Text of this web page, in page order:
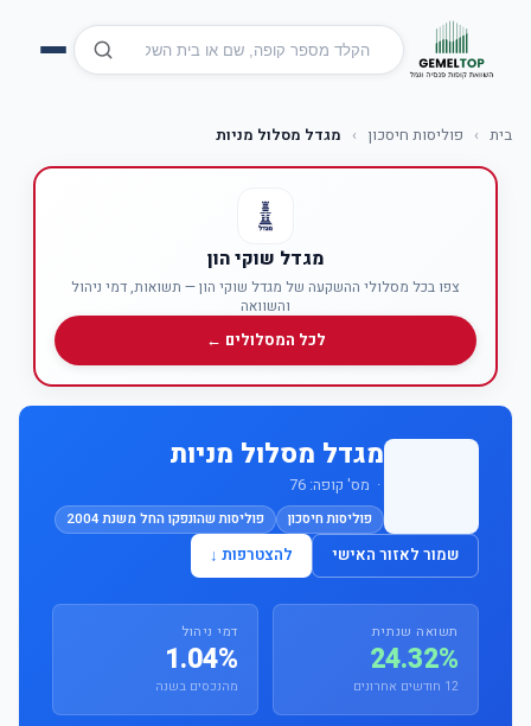
בית › פוליסות חיסכון › מגדל מסלול מניות
מגדל שוקי הון
צפו בכל מסלולי ההשקעה של מגדל שוקי הון — תשואות, דמי ניהול
והשוואה
לכל המסלולים ←
מגדל מסלול מניות
· מס' קופה: 76
פוליסות חיסכון פוליסות שהונפקו החל משנת 2004
שמור לאזור האישי להצטרפות ↓
תשואה שנתית
24.32%
12 חודשים אחרונים
דמי ניהול
1.04%
מהנכסים בשנה